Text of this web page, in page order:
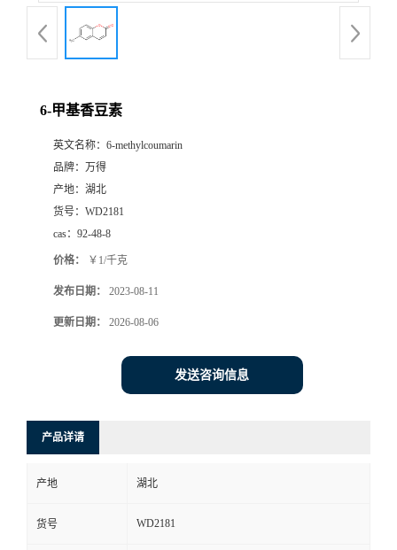
6-甲基香豆素
英文名称： 6-methylcoumarin
品牌： 万得
产地： 湖北
货号： WD2181
cas： 92-48-8
价格： ￥1/千克
发布日期： 2023-08-11
更新日期： 2026-08-06
发送咨询信息
产品详请
产地 湖北
货号 WD2181